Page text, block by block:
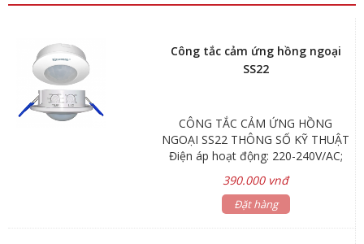
Công tắc cảm ứng hồng ngoại
SS22
CÔNG TẮC CẢM ỨNG HỒNG
NGOẠI SS22 THÔNG SỐ KỸ THUẬT
Điện áp hoạt động: 220-240V/AC;
độ phát hiện chuyển động: 0.6-
1.5m/s Khoảng cách cảm ứng: Tối
390.000 vnđ
Đặt hàng